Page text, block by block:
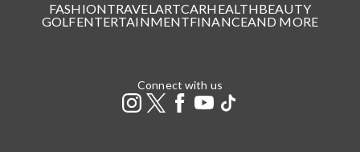
FASHIONTRAVELARTCARHEALTHBEAUTY
GOLFENTERTAINMENTFINANCEAND MORE
Connect with us